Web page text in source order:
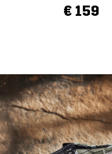
€ 159